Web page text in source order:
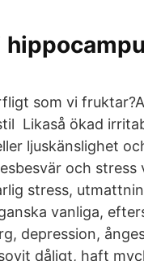
som vi
Likaså ökad
ljuskänslighet
och
stress,
vanliga,
depression,
dåligt, haft